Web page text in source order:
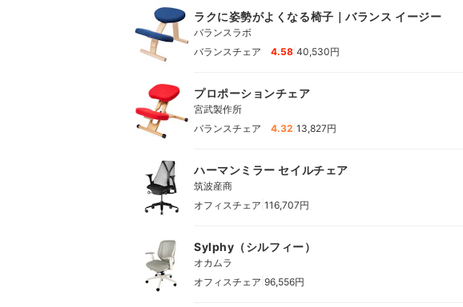
ラクに姿勢がよくなる椅子｜バランス イージー
バランスラボ
バランスチェア
4.58 40,530円
プロポーションチェア
宮武製作所
バランスチェア
4.32 13,827円
ハーマンミラー セイルチェア
筑波産商
オフィスチェア 116,707円
Sylphy（シルフィー）
オカムラ
オフィスチェア 96,556円